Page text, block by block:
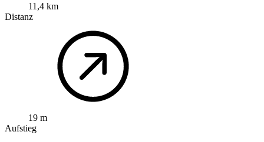
11,4 km
Distanz
19 m
Aufstieg